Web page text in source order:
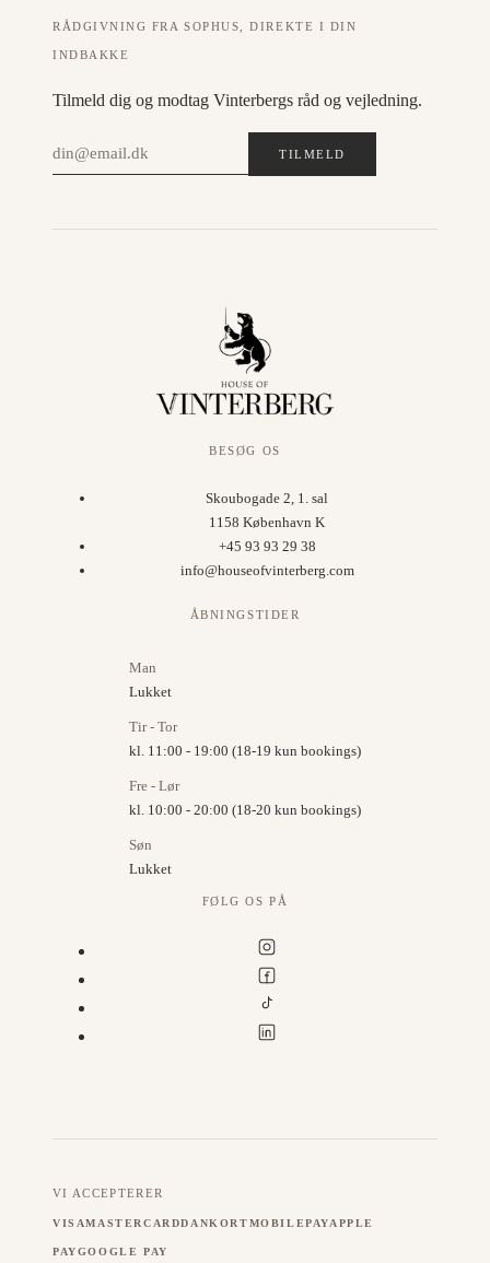
RÅDGIVNING FRA SOPHUS, DIREKTE I DIN
INDBAKKE
Tilmeld dig og modtag Vinterbergs råd og vejledning.
TILMELD
BESØG OS
Skoubogade 2, 1. sal
1158 København K
+45 93 93 29 38
info@houseofvinterberg.com
ÅBNINGSTIDER
Man
Lukket
Tir - Tor
kl. 11:00 - 19:00 (18-19 kun bookings)
Fre - Lør
kl. 10:00 - 20:00 (18-20 kun bookings)
Søn
Lukket
FØLG OS PÅ
VI ACCEPTERER
VISAMASTERCARDDANKORTMOBILEPAYAPPLE
PAYGOOGLE PAY